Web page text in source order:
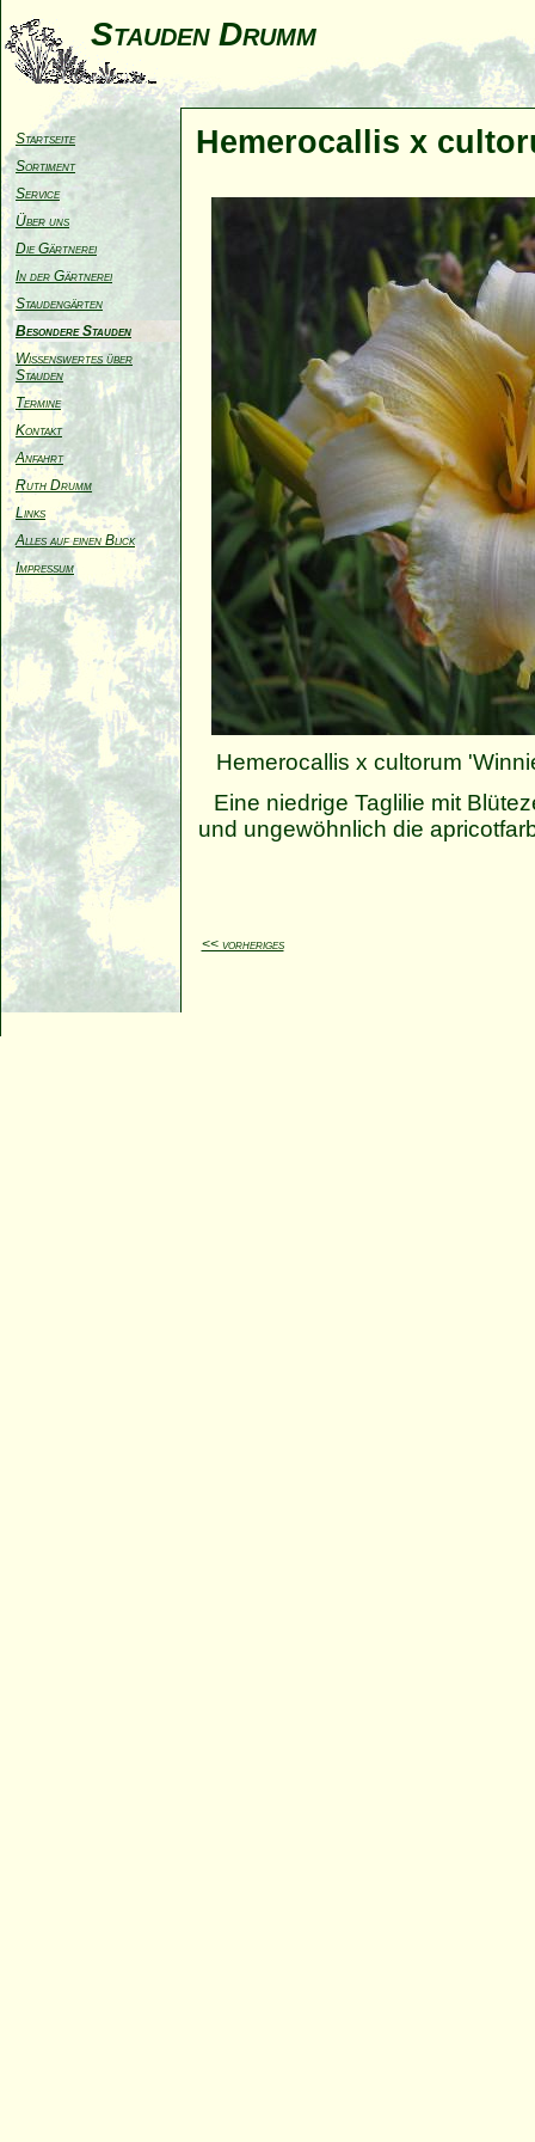
Stauden Drumm
Startseite
Sortiment
Service
Über uns
Die Gärtnerei
In der Gärtnerei
Staudengärten
Besondere Stauden
Wissenswertes über
Stauden
Termine
Kontakt
Anfahrt
Ruth Drumm
Links
Alles auf einen Blick
Impressum
Hemerocallis x
Hemerocallis x cultorum
Eine niedrige Taglilie mit
und ungewöhnlich die
<< vorheriges